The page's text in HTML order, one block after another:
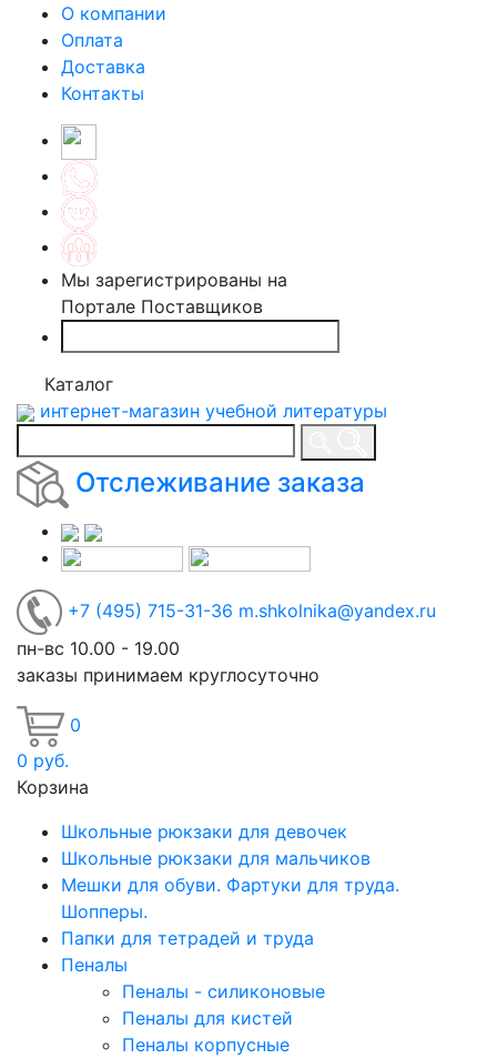
О компании
Оплата
Доставка
Контакты
Мы зарегистрированы на
Портале Поставщиков
Каталог
интернет-магазин учебной литературы
Отслеживание заказа
+7 (495) 715-31-36 m.shkolnika@yandex.ru
пн-вс 10.00 - 19.00
заказы принимаем круглосуточно
0
0 руб.
Корзина
Школьные рюкзаки для девочек
Школьные рюкзаки для мальчиков
Мешки для обуви. Фартуки для труда.
Шопперы.
Папки для тетрадей и труда
Пеналы
Пеналы - силиконовые
Пеналы для кистей
Пеналы корпусные